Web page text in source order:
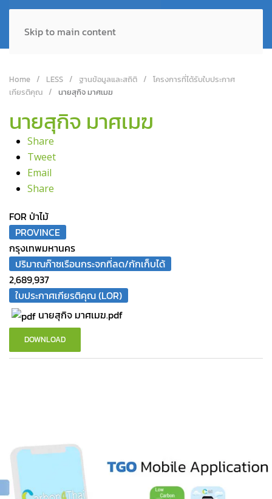
Skip to main content
Home LESS ฐานข้อมูลและสถิติ
โครงการที่ได้รับใบประกาศ
เกียรติคุณ
นายสุกิจ มาศเมฆ
นายสุกิจ มาศเมฆ
Share
Tweet
Email
Share
FOR ป่าไม้
PROVINCE
กรุงเทพมหานคร
ปริมาณก๊าซเรือนกระจกที่ลด/กักเก็บได้
2,689,937
ใบประกาศเกียรติคุณ (LOR)
นายสุกิจ มาศเมฆ.pdf
DOWNLOAD